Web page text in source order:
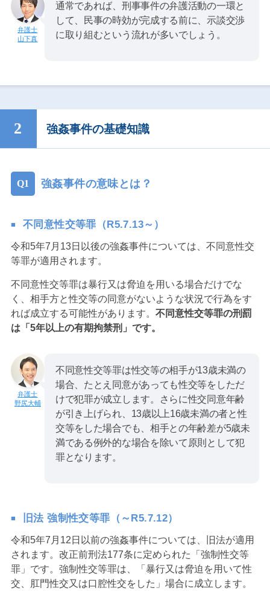
山下真
通常であれば、刑事事件の弁護活動の一環と
して、民事の時効が完成する前に、示談交渉
に取り組むという流れが多いでしょう。
強姦事件の基礎知識
強姦事件の意味とは？
不同意性交等罪（R5.7.13～）
令和5年7月13日以後の強姦事件については、不同意性交
等罪が適用されます。
不同意性交等罪は暴行又は脅迫を用いる場合だけでな
く、相手方と性交等の同意がないような状況で行為をす
れば成立する可能性があります。 不同意性交等罪の刑罰
は「5年以上の有期拘禁刑」です。
野尻大輔
不同意性交等罪は性交等の相手が13歳未満の
場合、たとえ同意があっても性交等をしただ
けで犯罪が成立します。さらに性交同意年齢
が引き上げられ、13歳以上16歳未満の者と性
交等をした場合でも、相手との年齢差が5歳未
満である例外的な場合を除いて原則として犯
罪となります。
旧法 強制性交等罪（～R5.7.12）
令和5年7月12日以前の強姦事件については、旧法が適用
されます。改正前刑法177条に定められた「強制性交等
罪」です。強制性交等罪は、「暴行又は脅迫を用いて性
交、肛門性交又は口腔性交をした」場合に成立します。